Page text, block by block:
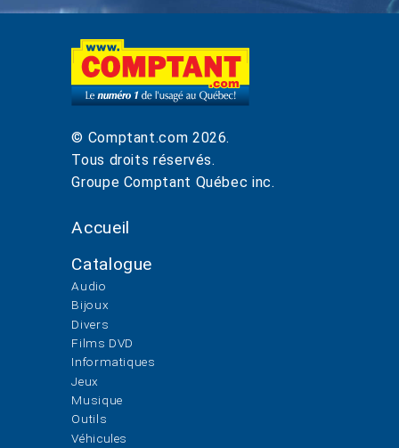
© Comptant.com 2026.
Tous droits réservés.
Groupe Comptant Québec inc.
Accueil
Catalogue
Audio
Bijoux
Divers
Films DVD
Informatiques
Jeux
Musique
Outils
Véhicules